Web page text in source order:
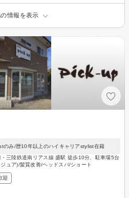
情報を表示
のみ/歴10年以上のハイキャリアstylist在籍
三陸鉄道南リアス線 盛駅 徒歩10分、駐車場5台
ュア)/髪質改善/ヘッドスパ/ショート
迎